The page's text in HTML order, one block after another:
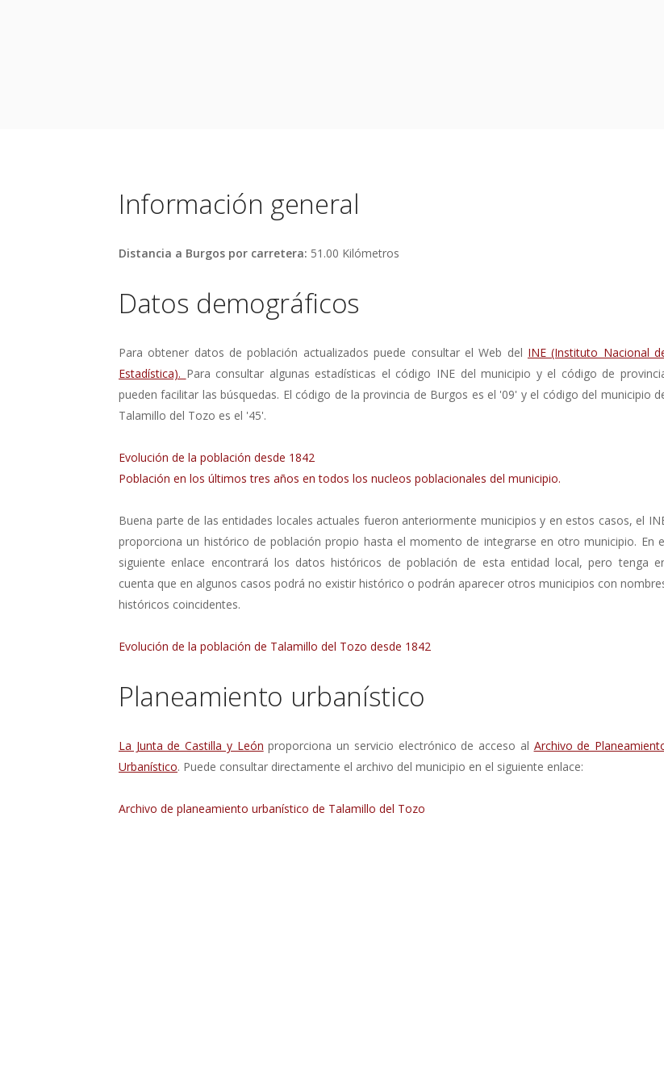
Información general
Distancia a Burgos por carretera: 51.00 Kilómetros
Datos demográficos
Para obtener datos de población actualizados puede consultar el Web del INE (Instituto Nacional
Estadística). Para consultar algunas estadísticas el código INE del municipio y el código de
pueden facilitar las búsquedas. El código de la provincia de Burgos es el '09' y el código del municipio
Talamillo del Tozo es el '45'.
Evolución de la población desde 1842
Población en los últimos tres años en todos los nucleos poblacionales del municipio.
Buena parte de las entidades locales actuales fueron anteriormente municipios y en estos casos, el
proporciona un histórico de población propio hasta el momento de integrarse en otro municipio. En
siguiente enlace encontrará los datos históricos de población de esta entidad local, pero tenga
cuenta que en algunos casos podrá no existir histórico o podrán aparecer otros municipios con
históricos coincidentes.
Evolución de la población de Talamillo del Tozo desde 1842
Planeamiento urbanístico
La Junta de Castilla y León proporciona un servicio electrónico de acceso al Archivo de
Urbanístico. Puede consultar directamente el archivo del municipio en el siguiente enlace:
Archivo de planeamiento urbanístico de Talamillo del Tozo